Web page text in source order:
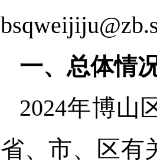
一、总体情
2024年博山
省、市、区有